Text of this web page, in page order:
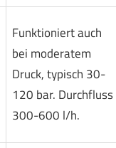
Funktioniert auch
bei moderatem
Druck, typisch 30-
120 bar. Durchfluss
300-600 l/h.